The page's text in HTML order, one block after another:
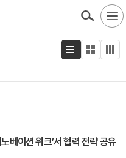
베이션 위크’서 협력 전략 공유